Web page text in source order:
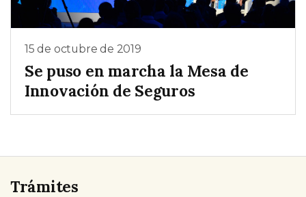
15 de octubre de 2019
Se puso en marcha la Mesa de
Innovación de Seguros
Trámites